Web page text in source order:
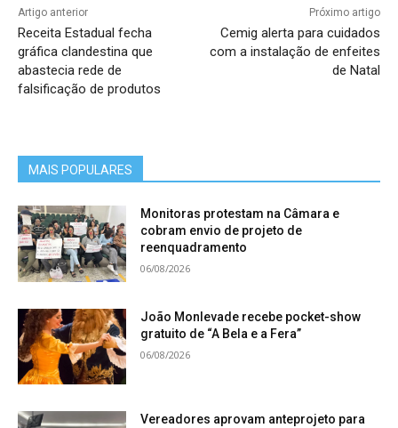
Artigo anterior
Receita Estadual fecha
gráfica clandestina que
abastecia rede de
falsificação de produtos
Próximo artigo
Cemig alerta para cuidados
com a instalação de enfeites
de Natal
MAIS POPULARES
Monitoras protestam na Câmara e
cobram envio de projeto de
reenquadramento
06/08/2026
João Monlevade recebe pocket-show
gratuito de “A Bela e a Fera”
06/08/2026
Vereadores aprovam anteprojeto para